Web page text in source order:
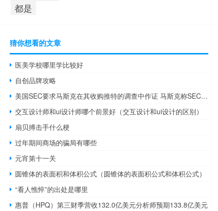
都是
猜你想看的文章
医美学校哪里学比较好
自创品牌攻略
美国SEC要求马斯克在其收购推特的调查中作证 马斯克称SEC亟需全面改革
交互设计师和ui设计师哪个前景好（交互设计和ui设计的区别）
扇贝搏击手什么梗
过年期间商场的骗局有哪些
元宵第十一关
圆锥体的表面积和体积公式（圆锥体的表面积公式和体积公式）
“看人憔悴”的出处是哪里
惠普（HPQ）第三财季营收132.0亿美元分析师预期133.8亿美元